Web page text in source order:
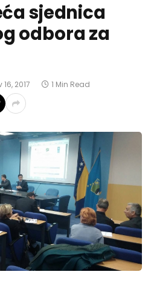
sjednica
odbora za
16, 2017 1 Min Read